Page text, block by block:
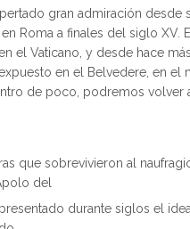
gran admiración desde
Roma a finales del siglo XV.
el Vaticano, y desde hace
en el Belvedere, en el
de poco, podremos volver
que sobrevivieron al
del
durante siglos el